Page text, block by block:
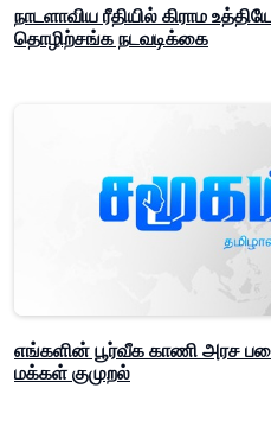
நாடளாவிய ரீதியில் கிராம
தொழிற்சங்க நடவடிக்கை
எங்களின் பூர்வீக காணி அரச
மக்கள் குமுறல்